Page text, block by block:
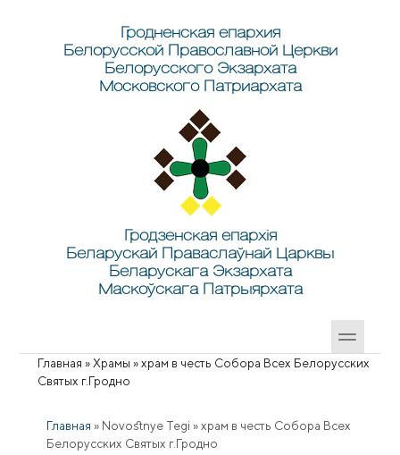
Гродненская епархия
Белорусской Православной Церкви
Белорусского Экзархата
Московского Патриархата
Гродзенская епархія
Беларускай Праваслаўнай Царквы
Беларускага Экзархата
Маскоўскага Патрыярхата
Вы здесь
Главная »Храмы »храм в честь Собора Всех Белорусских
Святых г.Гродно
Главная » Novostnye Tegi » храм в честь Собора Всех
Белорусских Святых г.Гродно